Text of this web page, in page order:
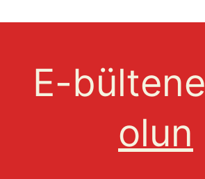
E-bültene
olun